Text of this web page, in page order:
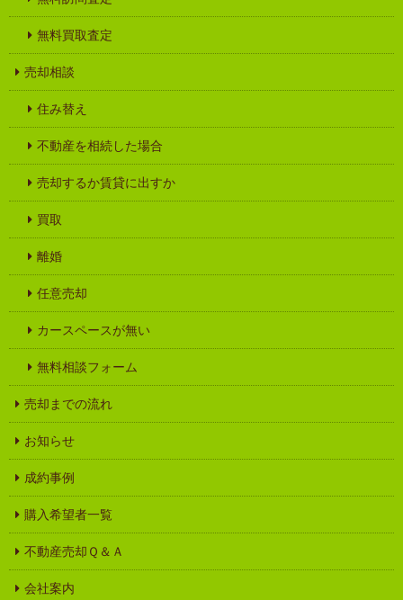
無料買取査定
売却相談
住み替え
不動産を相続した場合
売却するか賃貸に出すか
買取
離婚
任意売却
カースペースが無い
無料相談フォーム
売却までの流れ
お知らせ
成約事例
購入希望者一覧
不動産売却Ｑ＆Ａ
会社案内